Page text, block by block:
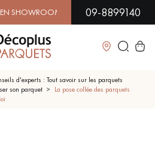
| DISPONIBILITÉ
09-8899140
Fermer
d'experts : Tout savoir sur les parquets
son parquet
La pose collée des parquets